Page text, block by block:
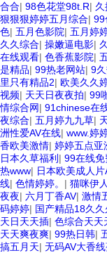
合合| 98色花堂98t.R|
狠狠狠婷婷五月综合| 99
色| 五月色影院| 五月婷
久久综合| 操嫩逼电影|
在线观看| 色香蕉影院|
是精品| 99热老网站| 9
里只有精品2| 欧美久久
视频| 天天日夜夜拍| 99
情综合网| 91chinese在
夜综合| 五月婷九九草|
洲性爱AV在线| www.婷
香欧美激情| 婷婷五点亚
日本久草福利 | 99在线
热www| 日本欧美成人片
线| 色情婷婷。 | 猫咪伊
夜夜| 六月丁香AV| 激情
码婷婷| 国产精品18久久
天日天天插| 色综合天天
天天爽夜爽| 99热日韩|
搞五月天| 无码AV大香线